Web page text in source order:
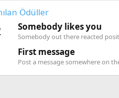
Ödüller
Somebody likes you
Somebody out there reacted
First message
Post a message somewhere on